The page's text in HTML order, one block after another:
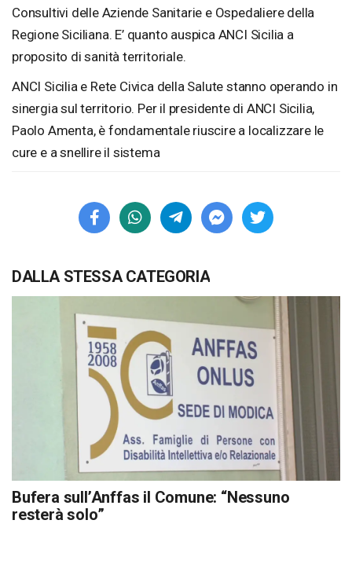
Consultivi delle Aziende Sanitarie e Ospedaliere della
Regione Siciliana. E’ quanto auspica ANCI Sicilia a
proposito di sanità territoriale.
ANCI Sicilia e Rete Civica della Salute stanno operando in
sinergia sul territorio. Per il presidente di ANCI Sicilia,
Paolo Amenta, è fondamentale riuscire a localizzare le
cure e a snellire il sistema
DALLA STESSA CATEGORIA
Bufera sull’Anffas il Comune: “Nessuno
resterà solo”